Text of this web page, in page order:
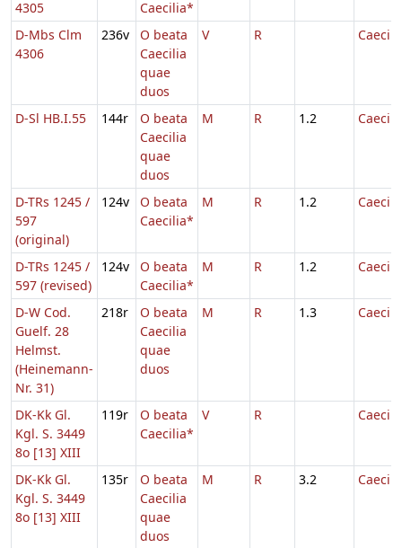
4305
Caecilia*
D-Mbs Clm
4306
236v
O beata
Caecilia
quae
duos
V R
D-Sl HB.I.55 144r
O beata
Caecilia
quae
duos
M R 1.2
D-TRs 1245 /
597
(original)
124v
O beata
Caecilia*
M R 1.2
D-TRs 1245 /
597 (revised)
124v
O beata
Caecilia*
M R 1.2
D-W Cod.
Guelf. 28
Helmst.
(Heinemann-
Nr. 31)
218r
O beata
Caecilia
quae
duos
M R 1.3
DK-Kk Gl.
Kgl. S. 3449
8o [13] XIII
119r
O beata
Caecilia*
V R
DK-Kk Gl.
Kgl. S. 3449
8o [13] XIII
135r
O beata
Caecilia
quae
duos
M R 3.2